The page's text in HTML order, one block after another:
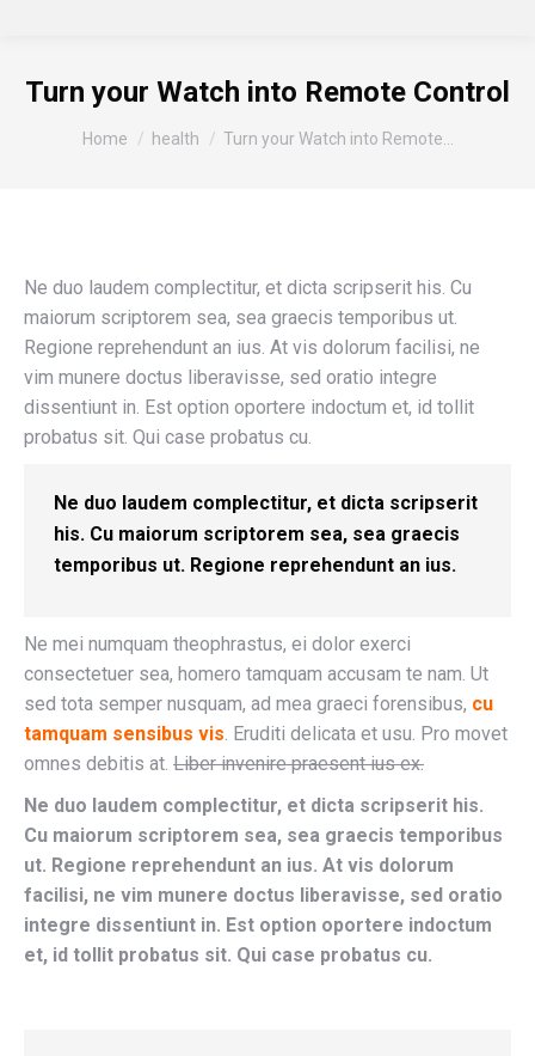
Turn your Watch into Remote Control
You are here:
Home health Turn your Watch into Remote…
Ne duo laudem complectitur, et dicta scripserit his. Cu
maiorum scriptorem sea, sea graecis temporibus ut.
Regione reprehendunt an ius. At vis dolorum facilisi, ne
vim munere doctus liberavisse, sed oratio integre
dissentiunt in. Est option oportere indoctum et, id tollit
probatus sit. Qui case probatus cu.
Ne duo laudem complectitur, et dicta scripserit
his. Cu maiorum scriptorem sea, sea graecis
temporibus ut. Regione reprehendunt an ius.
Ne mei numquam theophrastus, ei dolor exerci
consectetuer sea, homero tamquam accusam te nam. Ut
sed tota semper nusquam, ad mea graeci forensibus, cu
tamquam sensibus vis. Eruditi delicata et usu. Pro movet
omnes debitis at. Liber invenire praesent ius ex.
Ne duo laudem complectitur, et dicta scripserit his.
Cu maiorum scriptorem sea, sea graecis temporibus
ut. Regione reprehendunt an ius. At vis dolorum
facilisi, ne vim munere doctus liberavisse, sed oratio
integre dissentiunt in. Est option oportere indoctum
et, id tollit probatus sit. Qui case probatus cu.